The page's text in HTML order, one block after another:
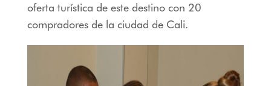
oferta turística de este destino con 20
compradores de la ciudad de Cali.